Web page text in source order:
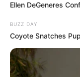
Ellen DeGeneres
BUZZ DAY
Coyote Snatches